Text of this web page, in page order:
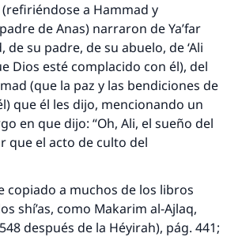
a Hammad y
de Anas) narraron de Ya’far
su padre, de su abuelo, de ‘Ali
Dios esté complacido con él), del
(que la paz y las bendiciones de
que él les dijo, mencionando un
en que dijo: “Oh, Ali, el sueño del
que el acto de culto del
copiado a muchos de los libros
shí’as, como Makarim al-Ajlaq,
después de la Héyirah), pág. 441;